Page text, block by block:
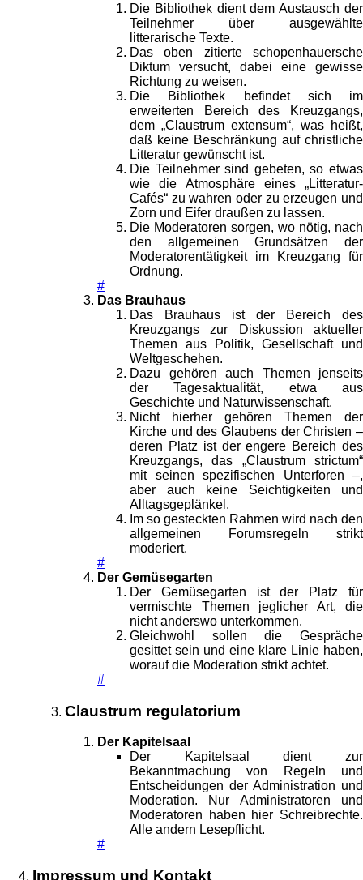
Die Bibliothek dient dem Austausch der
Teilnehmer über ausgewählte
litterarische Texte.
Das oben zitierte schopenhauersche
Diktum versucht, dabei eine gewisse
Richtung zu weisen.
Die Bibliothek befindet sich im
erweiterten Bereich des Kreuzgangs,
dem „Claustrum extensum“, was heißt,
daß keine Beschränkung auf christliche
Litteratur gewünscht ist.
Die Teilnehmer sind gebeten, so etwas
wie die Atmosphäre eines „Litteratur-
Cafés“ zu wahren oder zu erzeugen und
Zorn und Eifer draußen zu lassen.
Die Moderatoren sorgen, wo nötig, nach
den allgemeinen Grundsätzen der
Moderatorentätigkeit im Kreuzgang für
Ordnung.
#
Das Brauhaus
Das Brauhaus ist der Bereich des
Kreuzgangs zur Diskussion aktueller
Themen aus Politik, Gesellschaft und
Weltgeschehen.
Dazu gehören auch Themen jenseits
der Tagesaktualität, etwa aus
Geschichte und Naturwissenschaft.
Nicht hierher gehören Themen der
Kirche und des Glaubens der Christen –
deren Platz ist der engere Bereich des
Kreuzgangs, das „Claustrum strictum“
mit seinen spezifischen Unterforen –,
aber auch keine Seichtigkeiten und
Alltagsgeplänkel.
Im so gesteckten Rahmen wird nach den
allgemeinen Forumsregeln strikt
moderiert.
#
Der Gemüsegarten
Der Gemüsegarten ist der Platz für
vermischte Themen jeglicher Art, die
nicht anderswo unterkommen.
Gleichwohl sollen die Gespräche
gesittet sein und eine klare Linie haben,
worauf die Moderation strikt achtet.
#
Claustrum regulatorium
Der Kapitelsaal
Der Kapitelsaal dient zur
Bekanntmachung von Regeln und
Entscheidungen der Administration und
Moderation. Nur Administratoren und
Moderatoren haben hier Schreibrechte.
Alle andern Lesepflicht.
#
Impressum und Kontakt